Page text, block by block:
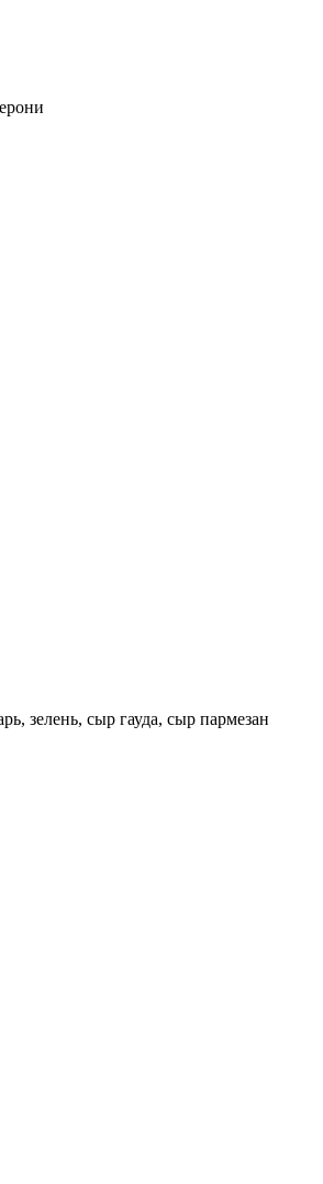
зелень, сыр гауда, сыр пармезан